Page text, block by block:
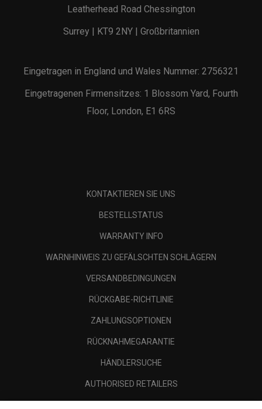
Leatherhead Road Chessington
Surrey | KT9 2NY | Großbritannien
Eingetragen in England und Wales Nummer: 2756321
Eingetragenen Firmensitzes: 1 Blossom Yard, Fourth
Floor, London, E1 6RS
KONTAKTIEREN SIE UNS
BESTELLSTATUS
WARRANTY INFO
WARNHINWEIS ZU GEFÄLSCHTEN SCHLÄGERN
VERSANDBEDINGUNGEN
RÜCKGABE-RICHTLINIE
ZAHLUNGSOPTIONEN
RÜCKNAHMEGARANTIE
HÄNDLERSUCHE
AUTHORISED RETAILERS